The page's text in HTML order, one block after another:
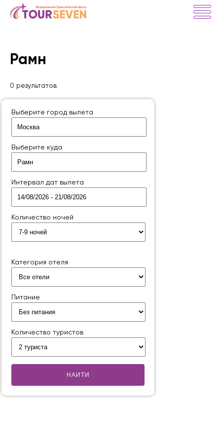
Рамн
0 результатов
Выберите город вылета
Выберите куда
Интервал дат вылета
Количество ночей
Категория отеля
Питание
Количество туристов
НАИТИ